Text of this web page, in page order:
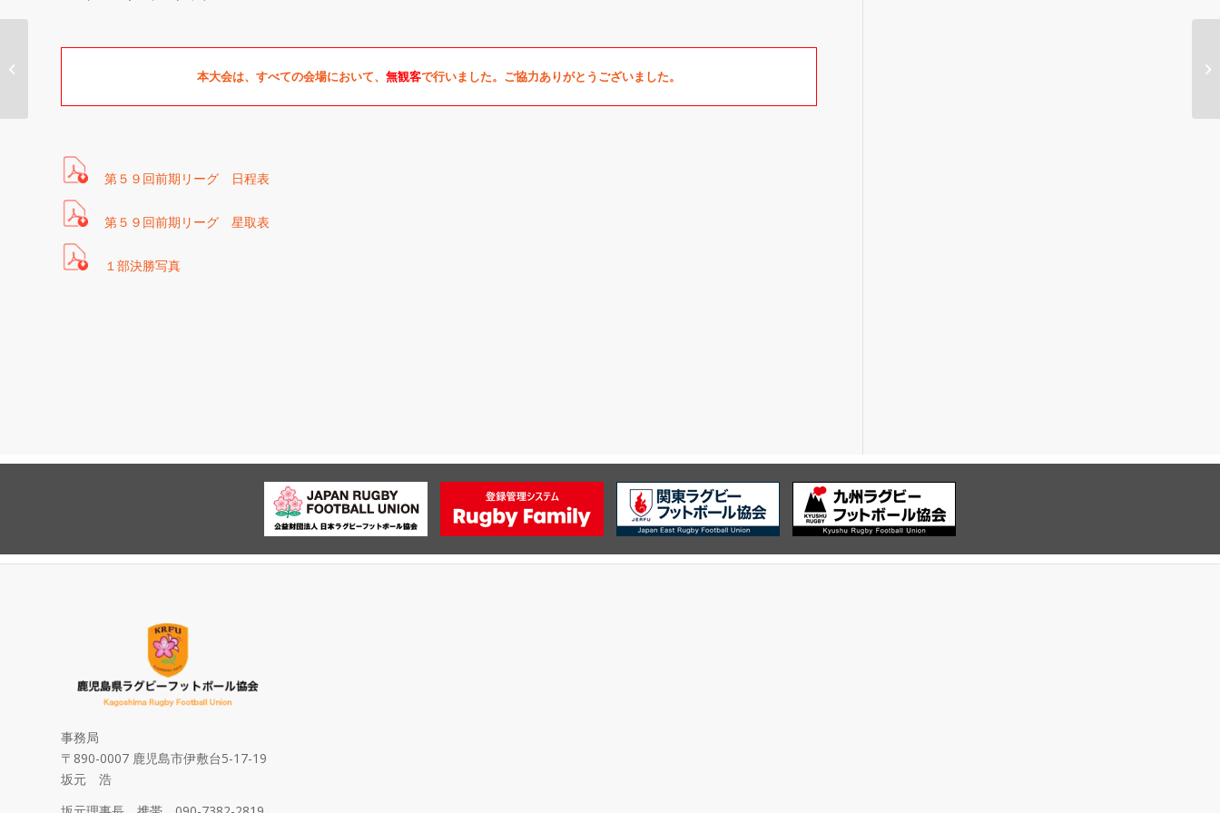
本大会は、すべての会場において、 無観客で行いました。ご協力ありがとうございました。
第５９回前期リーグ 日程表
第５９回前期リーグ 星取表
１部決勝写真
事務局
〒890-0007 鹿児島市伊敷台5-17-19
坂元 浩
第５９回南日本新聞社